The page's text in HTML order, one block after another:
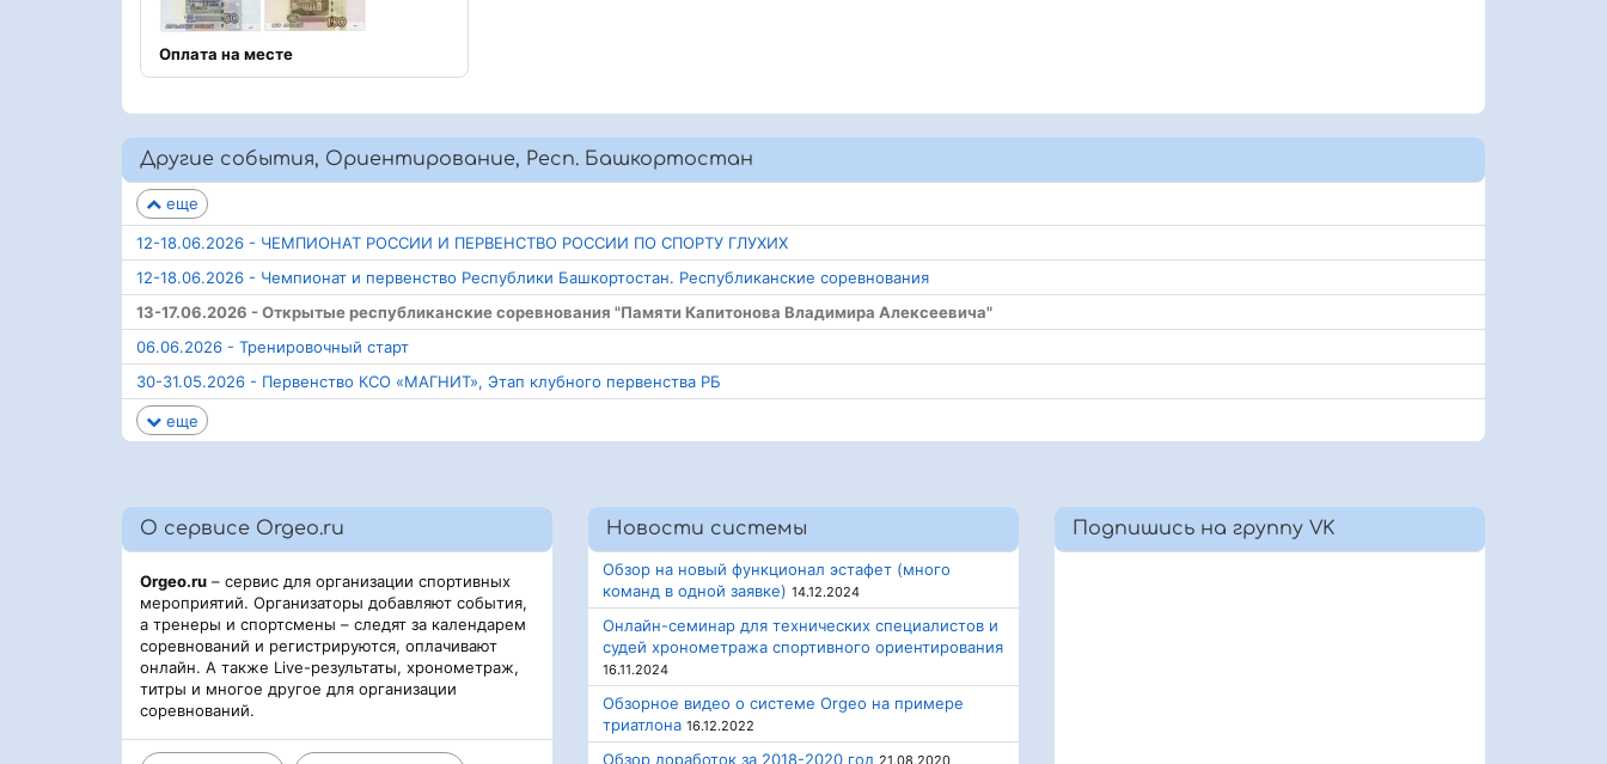
Оплата на месте
Другие события, Ориентирование, Респ. Башкортостан
еще
12-18.06.2026 - ЧЕМПИОНАТ РОССИИ И ПЕРВЕНСТВО РОССИИ ПО СПОРТУ ГЛУХИХ
12-18.06.2026 - Чемпионат и первенство Республики Башкортостан. Республиканские соревнования
13-17.06.2026 - Открытые республиканские соревнования "Памяти Капитонова Владимира Алексеевича"
06.06.2026 - Тренировочный старт
30-31.05.2026 - Первенство КСО «МАГНИТ», Этап клубного первенства РБ
еще
О сервисе Orgeo.ru
Orgeo.ru – сервис для организации спортивных
мероприятий. Организаторы добавляют события,
а тренеры и спортсмены – следят за календарем
соревнований и регистрируются, оплачивают
онлайн. А также Live-результаты, хронометраж,
титры и многое другое для организации
соревнований.
Новости системы
Обзор на новый функционал эстафет (много
команд в одной заявке) 14.12.2024
Онлайн-семинар для технических специалистов и
судей хронометража спортивного ориентирования
16.11.2024
Обзорное видео о системе Orgeo на примере
триатлона 16.12.2022
Обзор доработок за 2018-2020 год
Подпишись на группу VK